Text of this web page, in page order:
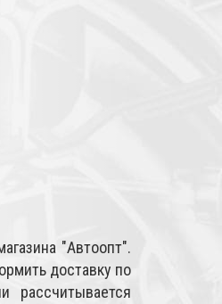
"Автоопт".
доставку по
рассчитывается